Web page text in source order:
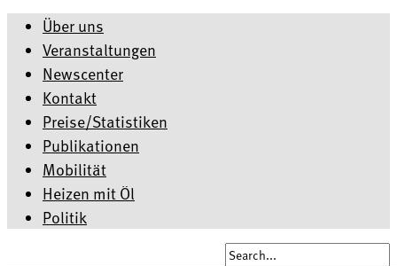
Über uns
Veranstaltungen
Newscenter
Kontakt
Preise/Statistiken
Publikationen
Mobilität
Heizen mit Öl
Politik